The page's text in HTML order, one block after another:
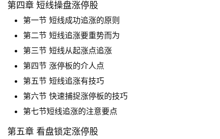
实
略
书
籍
登录 注册
第四章 短线操盘涨停股
第一节 短线成功追涨的原则
第二节 短线追涨要重势而为
第三节 短线从起涨点追涨
第四节 涨停板的介人点
第五节 短线追涨有技巧
第六节 快速捕捉涨停板的技巧
第七节短线追涨的注意要点
第五章 看盘锁定涨停股